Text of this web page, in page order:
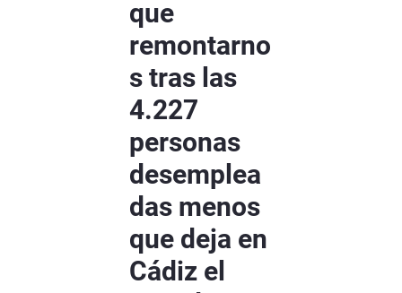
que
remontarno
s tras las
4.227
personas
desemplea
das menos
que deja en
Cádiz el